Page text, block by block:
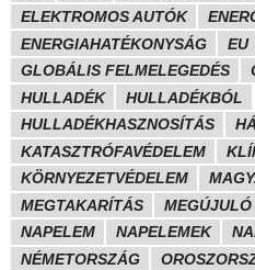
ELEKTROMOS AUTÓK
ENERGIAHATÉKONYSÁG
EU
GLOBÁLIS FELMELEGEDÉS
HULLADÉK
HULLADÉKBÓL
HULLADÉKHASZNOSÍTÁS
KATASZTRÓFAVÉDELEM
KÖRNYEZETVÉDELEM
MEGTAKARÍTÁS
MEGÚJULÓ
NAPELEM
NAPELEMEK
NÉMETORSZÁG